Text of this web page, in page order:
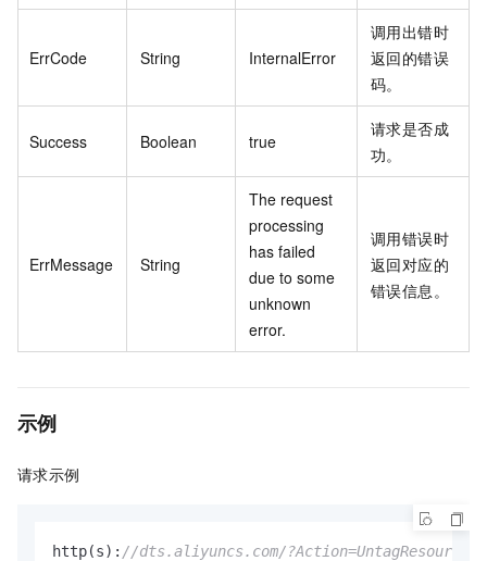
ErrCode String InternalError
调用出错时
返回的错误
码。
Success Boolean true
请求是否成
功。
ErrMessage String
The request
processing
has failed
due to some
unknown
error.
调用错误时
返回对应的
错误信息。
示例
请求示例
http(s): //dts.aliyuncs.com/?Action=UntagResources